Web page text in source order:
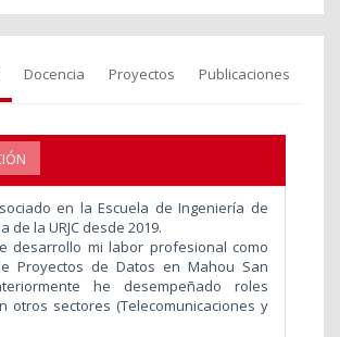
Docencia Proyectos Publicaciones
en la Escuela de Ingeniería de
de la URJC desde 2019.
desarrollo mi labor profesional como
Proyectos de Datos en Mahou San
he desempeñado roles
otros sectores (Telecomunicaciones y